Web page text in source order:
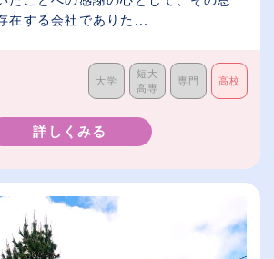
在する会社でありた...
大学
短大
高専
専門 高校
詳しくみる